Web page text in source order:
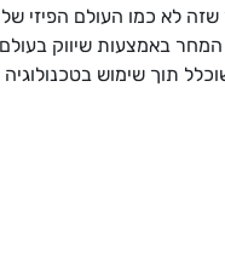
לא כמו העולם הפיזי
באמצעות שיווק
תוך שימוש